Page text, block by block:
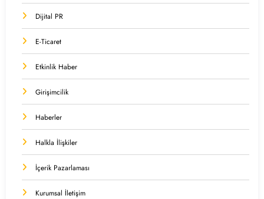
Dijital PR
E-Ticaret
Etkinlik Haber
Girişimcilik
Haberler
Halkla İlişkiler
İçerik Pazarlaması
Kurumsal İletişim